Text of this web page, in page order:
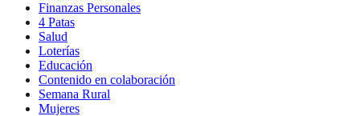
Finanzas Personales
4 Patas
Salud
Loterías
Educación
Contenido en colaboración
Semana Rural
Mujeres